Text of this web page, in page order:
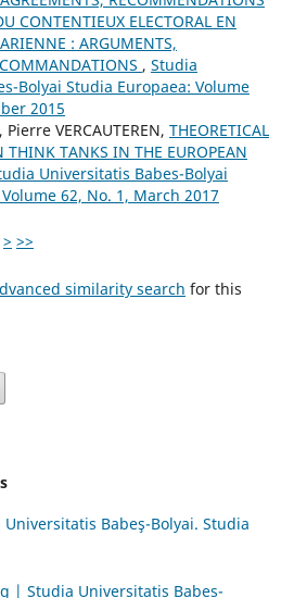
CONTENTIEUX ELECTORAL EN
: ARGUMENTS,
, Studia
Bolyai Studia Europaea: Volume
2015
VERCAUTEREN, THEORETICAL
THINK TANKS IN THE EUROPEAN
Universitatis Babes-Bolyai
62, No. 1, March 2017
> >>
similarity search for this
Universitatis Babeş-Bolyai. Studia
| Studia Universitatis Babeș-